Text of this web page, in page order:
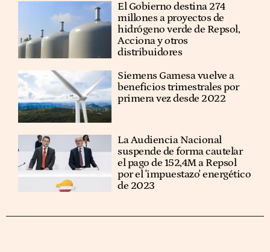
El Gobierno destina 274
millones a proyectos de
hidrógeno verde de Repsol,
Acciona y otros
distribuidores
Siemens Gamesa vuelve a
beneficios trimestrales por
primera vez desde 2022
La Audiencia Nacional
suspende de forma cautelar
el pago de 152,4M a Repsol
por el 'impuestazo' energético
de 2023